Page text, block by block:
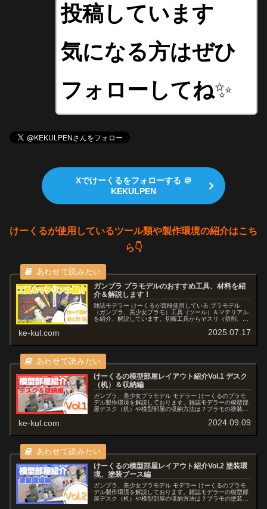
投稿しています
気になる方はぜひ
フォローしてね✨
Xでけーくるをフォローする ＠
KEKULPEN
けーくるが使用しているツール類や製作環境の紹介はこち
ら👇
ガンプラ プラモデルのおすすめ工具、材料を紹
介＆解説します！
雑誌モデラー けーくるが普段使用している プラモデル
（ガンプラ、美少女プラモ）工具（ツール）＆マテリアル
を紹介、解説しています。切断工具からヤスリ（切削、研
げ用品など初心者から上級者様々なキャラクターモデルに
ke-kul.com 2025.07.17
けーくるの模型部屋レイアウト紹介Vol.1 デスク
（机）＆収納編
ガンプラ、美少女プラモデル モデラー けーくるのプラモ
デル製作環境を解説しております。雑誌モデラーの模型部
屋デスク（机）や模型部屋の収納方法は？プラモの塗装環
利グッズや模型部屋レイアウトも交えてご紹介していきま
を作ろう！3"にも掲載されました。
ke-kul.com 2024.09.09
けーくるの模型部屋レイアウト紹介Vol.2 塗装環
境、塗装ブース編
ガンプラ、美少女プラモデル モデラー けーくるのプラモ
デル製作環境を解説しております。雑誌モデラーの模型部
屋デスク（机）や模型部屋の収納方法は？プラモの塗装環